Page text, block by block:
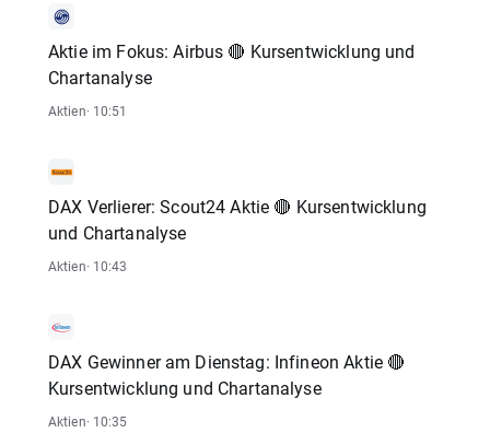
Aktie im Fokus: Airbus 🔴 Kursentwicklung und
Chartanalyse
Aktien· 10:51
DAX Verlierer: Scout24 Aktie 🔴 Kursentwicklung
und Chartanalyse
Aktien· 10:43
DAX Gewinner am Dienstag: Infineon Aktie 🔴
Kursentwicklung und Chartanalyse
Aktien· 10:35